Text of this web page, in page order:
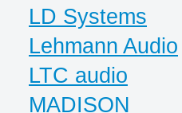
LD Systems
Lehmann Audio
LTC audio
MADISON